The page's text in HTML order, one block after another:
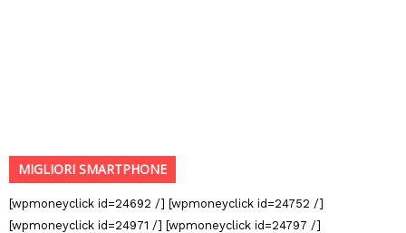
MIGLIORI SMARTPHONE
[wpmoneyclick id=24692 /] [wpmoneyclick id=24752 /]
[wpmoneyclick id=24971 /] [wpmoneyclick id=24797 /]